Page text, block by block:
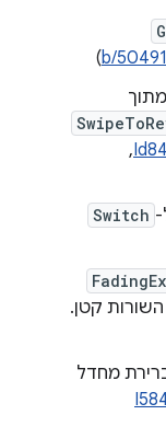
b/
)
, ‏
קטן.
מחדל